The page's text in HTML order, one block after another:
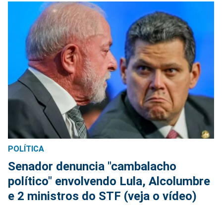
POLÍTICA
Senador denuncia "cambalacho
político" envolvendo Lula, Alcolumbre
e 2 ministros do STF (veja o vídeo)